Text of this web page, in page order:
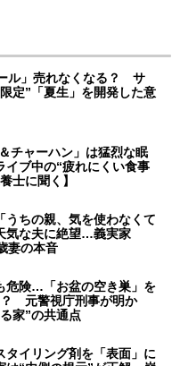
ル」売れなくなる？ サ
定”「夏生」を開発した意
チャーハン」は猛烈な眠
ブ中の“疲れにくい食事
士に聞く】
うちの親、気を使わなくて
な夫に絶望…義実家
妻の本音
危険…「お盆の空き巣」を
元警視庁刑事が明か
家”の共通点
タイリング剤を「表面」に